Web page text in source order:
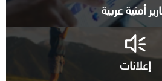
أمنية عربية
إعلانات